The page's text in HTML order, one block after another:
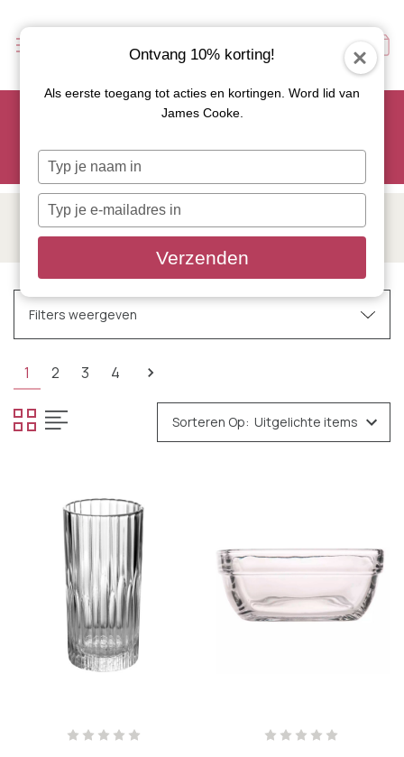
Scoor je favoriete tapasservies nu met 15% korting en
Let op: de actie geldt alleen op geselecteerde artikelen met
DURALEX
Filters weergeven
Verfijnen op
Geen filters toegepast
1 2 3 4
Sorteren Op:
Ontvang 10% korting!
Als eerste toegang tot acties en kortingen. Word lid van
James Cooke.
Typ
je
naam
Typ
je
e-
in
Verzenden